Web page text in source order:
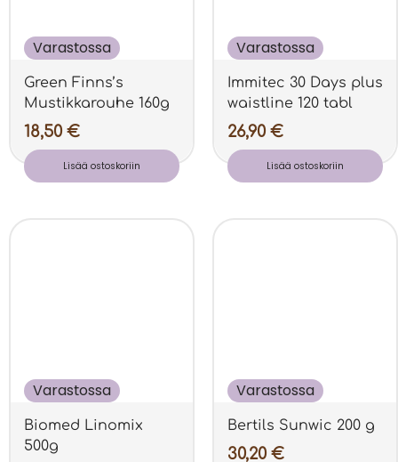
Varastossa
Green Finns’s
Mustikkarouhe 160g
18,50 €
Lisää ostoskoriin
Varastossa
Immitec 30 Days plus
waistline 120 tabl
26,90 €
Lisää ostoskoriin
Varastossa
Biomed Linomix
500g
Varastossa
Bertils Sunwic 200 g
30,20 €